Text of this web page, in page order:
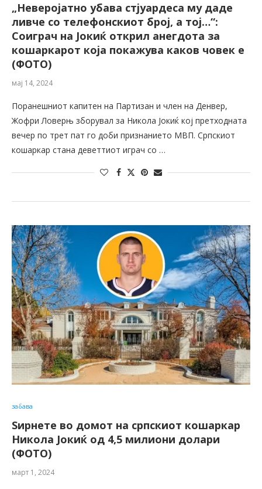
„Неверојатно убава стјуардеса му даде
ливче со телефонскиот број, а тој…“:
Соиграч на Јокиќ открил анегдота за
кошаркарот која покажува каков човек е
(ФОТО)
мај 14, 2024
Поранешниот капитен на Партизан и член на Денвер,
Жофри Ловерњ зборувал за Никола Јокиќ кој претходната
вечер по трет пат го доби признанието МВП. Српскиот
кошаркар стана деветтиот играч со …
забава
Ѕирнете во домот на српскиот кошаркар
Никола Јокиќ од 4,5 милиони долари
(ФОТО)
март 1, 2024